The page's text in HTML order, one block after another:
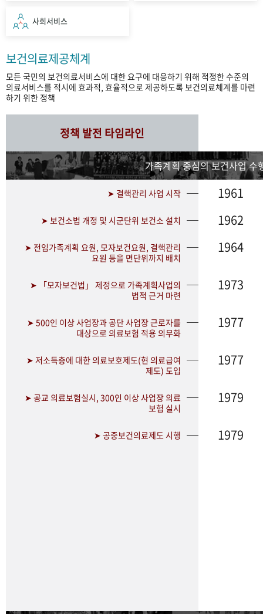
사회서비스
보건의료제공체계
모든 국민의 보건의료서비스에 대한 요구에 대응하기 위해 적정한 수준의
의료서비스를 적시에 효과적, 효율적으로 제공하도록 보건의료체계를 마련
하기 위한 정책
정책 발전 타임라인
가족계획 중심의 보건사업 수
➤ 결핵관리 사업 시작 1961
➤ 보건소법 개정 및 시군단위 보건소 설치 1962
➤ 전임가족계획 요원, 모자보건요원, 결핵관리
요원 등을 면단위까지 배치
1964
➤ 「모자보건법」 제정으로 가족계획사업의
법적 근거 마련
1973
➤ 500인 이상 사업장과 공단 사업장 근로자를
대상으로 의료보험 적용 의무화
1977
➤ 저소득층에 대한 의료보호제도(현 의료급여
제도) 도입
1977
➤ 공교 의료보험실시, 300인 이상 사업장 의료
보험 실시
1979
➤ 공중보건의료제도 시행 1979